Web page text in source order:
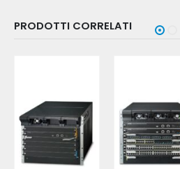
PRODOTTI CORRELATI